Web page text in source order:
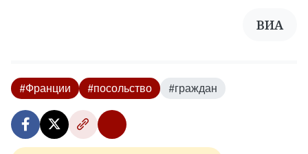
ВИА
#Франции #посольство #граждан